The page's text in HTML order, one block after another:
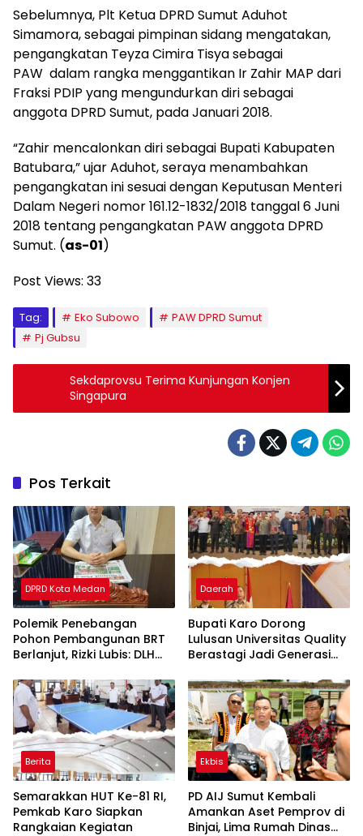
Sebelumnya, Plt Ketua DPRD Sumut Aduhot
Simamora, sebagai pimpinan sidang mengatakan,
pengangkatan Teyza Cimira Tisya sebagai
PAW dalam rangka menggantikan Ir Zahir MAP dari
Fraksi PDIP yang mengundurkan diri sebagai
anggota DPRD Sumut, pada Januari 2018.
“Zahir mencalonkan diri sebagai Bupati Kabupaten
Batubara,” ujar Aduhot, seraya menambahkan
pengangkatan ini sesuai dengan Keputusan Menteri
Dalam Negeri nomor 161.12-1832/2018 tanggal 6 Juni
2018 tentang pengangkatan PAW anggota DPRD
Sumut. (as-01)
Post Views: 33
Tag: Eko Subowo
PAW DPRD Sumut
Pj Gubsu
Sekdaprovsu Terima Kunjungan Konjen
Singapura
Pos Terkait
DPRD Kota Medan
Polemik Penebangan
Pohon Pembangunan BRT
Berlanjut, Rizki Lubis: DLH
Badan
Daerah
Bupati Karo Dorong
Lulusan Universitas Quality
Berastagi Jadi Generasi
Berita
Semarakkan HUT Ke-81 RI,
Pemkab Karo Siapkan
Rangkaian Kegiatan
Ekbis
PD AIJ Sumut Kembali
Amankan Aset Pemprov di
Binjai, Lima Rumah Dinas